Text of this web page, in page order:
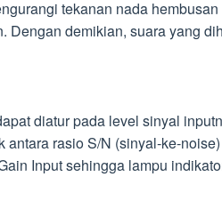
tekanan nada
Dengan demikian, suara yang
diatur pada level sinyal
rasio S/N (sinyal-ke-
Input sehingga lampu